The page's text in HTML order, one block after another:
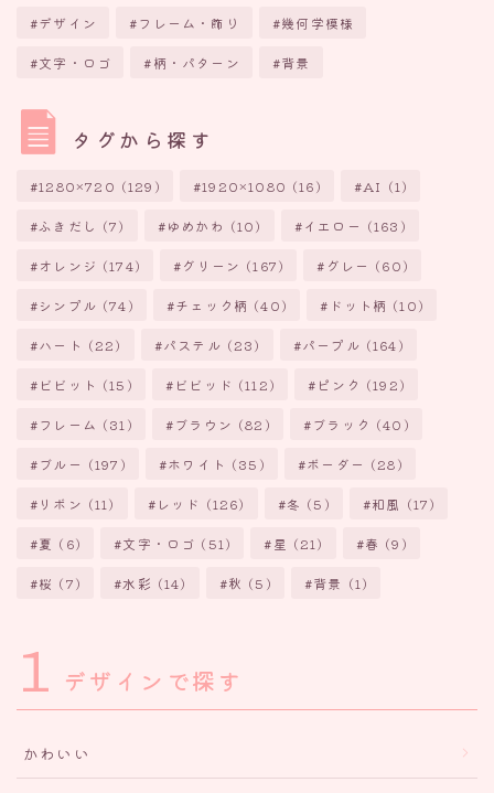
デザイン フレーム・飾り 幾何学模様
文字・ロゴ 柄・パターン 背景
タグから探す
1280×720 (129) 1920×1080 (16) AI (1)
ふきだし (7) ゆめかわ (10) イエロー (163)
オレンジ (174) グリーン (167) グレー (60)
シンプル (74) チェック柄 (40) ドット柄 (10)
ハート (22) パステル (23) パープル (164)
ビビット (15) ビビッド (112) ピンク (192)
フレーム (31) ブラウン (82) ブラック (40)
ブルー (197) ホワイト (35) ボーダー (28)
リボン (11) レッド (126) 冬 (5) 和風 (17)
夏 (6) 文字・ロゴ (51) 星 (21) 春 (9)
桜 (7) 水彩 (14) 秋 (5) 背景 (1)
1 デザインで探す
かわいい